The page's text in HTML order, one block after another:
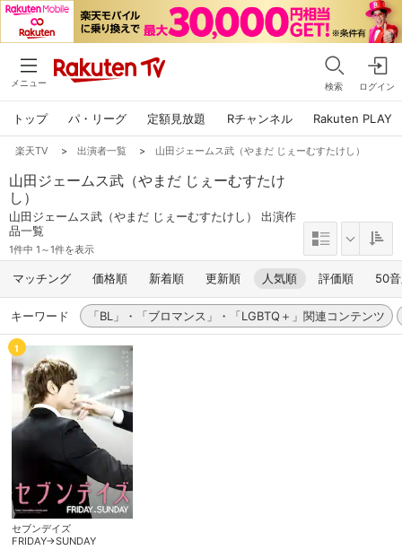
メニュー 検索 ログイン
トップ パ・リーグ 定額見放題 Rチャンネル Rakuten PLAY
楽天TV > 出演者一覧 > 山田ジェームス武（やまだ じぇーむすたけし）
山田ジェームス武（やまだ じぇーむすたけ
し）
山田ジェームス武（やまだ じぇーむすたけし） 出演作
品一覧
1件中 1～1件を表示
マッチング 価格順 新着順 更新順 人気順 評価順 50
キーワード 「BL」・「ブロマンス」・「LGBTQ＋」関連コンテンツ
1
セブンデイズ
FRIDAY→SUNDAY